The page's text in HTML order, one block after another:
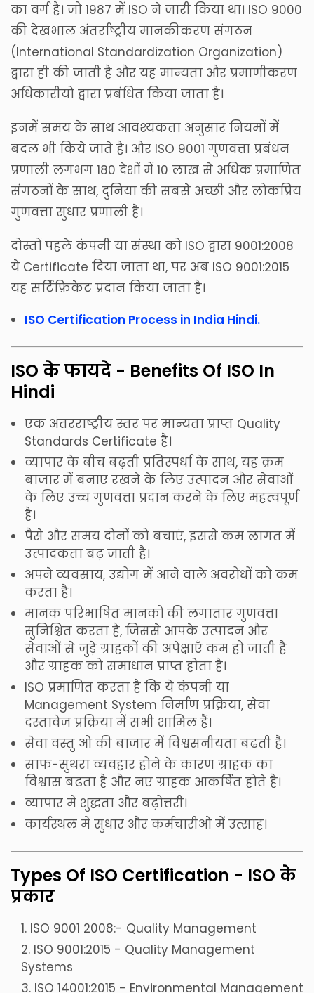
का वर्ग है। जो 1987 में ISO ने जारी किया था। ISO 9000
की देखभाल अंतर्राष्ट्रीय मानकीकरण संगठन
(International Standardization Organization)
द्वारा ही की जाती है और यह मान्यता और प्रमाणीकरण
अधिकारीयो द्वारा प्रबंधित किया जाता है।
इनमें समय के साथ आवश्यकता अनुसार नियमों में
बदल भी किये जाते है। और ISO 9001 गुणवत्ता प्रबंधन
प्रणाली लगभग 180 देशों में 10 लाख से अधिक प्रमाणित
संगठनों के साथ, दुनिया की सबसे अच्छी और लोकप्रिय
गुणवत्ता सुधार प्रणाली है।
दोस्तों पहले कंपनी या संस्था को ISO द्वारा 9001:2008
ये Certificate दिया जाता था, पर अब ISO 9001:2015
यह सर्टिफ़िकेट प्रदान किया जाता है।
ISO Certification Process in India Hindi.
ISO के फायदे - Benefits Of ISO In
Hindi
एक अंतरराष्ट्रीय स्तर पर मान्यता प्राप्त Quality
Standards Certificate है।
व्यापार के बीच बढ़ती प्रतिस्पर्धा के साथ, यह क्रम
बाजार में बनाए रखने के लिए उत्पादन और सेवाओं
के लिए उच्च गुणवत्ता प्रदान करने के लिए महत्वपूर्ण
है।
पैसे और समय दोनों को बचाएं, इससे कम लागत में
उत्पादकता बढ़ जाती है।
अपने व्यवसाय, उद्योग में आने वाले अवरोधों को कम
करता है।
मानक परिभाषित मानकों की लगातार गुणवत्ता
सुनिश्चित करता है, जिससे आपके उत्पादन और
सेवाओं से जुड़े ग्राहकों की अपेक्षाएँ कम हो जाती है
और ग्राहक को समाधान प्राप्त होता है।
ISO प्रमाणित करता है कि ये कंपनी या
Management System निर्माण प्रक्रिया, सेवा
दस्तावेज़ प्रक्रिया में सभी शामिल हैं।
सेवा वस्तु ओ की बाजार में विश्वसनीयता बढती है।
साफ-सुथरा व्यवहार होने के कारण ग्राहक का
विश्वास बढ़ता है और नए ग्राहक आकर्षित होते है।
व्यापार में शुद्धता और बढ़ोत्तरी।
कार्यस्थल में सुधार और कर्मचारीओ में उत्साह।
Types Of ISO Certification - ISO के
प्रकार
ISO 9001 2008:- Quality Management
ISO 9001:2015 - Quality Management
Systems
ISO 14001:2015 - Environmental Management